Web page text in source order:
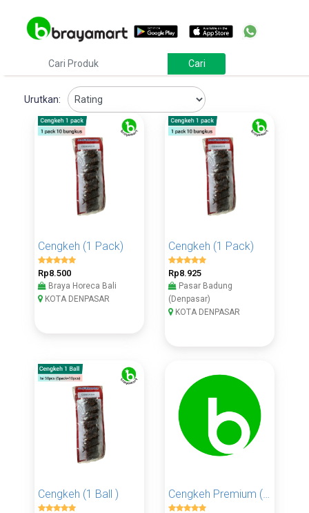
Urutkan:
Cengkeh (1 Pack)
Rp8.500
Braya Horeca Bali
KOTA DENPASAR
Cengkeh (1 Pack)
Rp8.925
Pasar Badung
(Denpasar)
KOTA DENPASAR
Cengkeh (1 Ball ) Cengkeh Premium ( 1 Ball )